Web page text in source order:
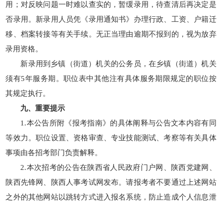
用；对反映问题一时难以查实的，暂缓录用，待查清后再决定是
否录用。新录用人员凭《录用通知书》办理行政、工资、户籍迁
移、档案转接等有关手续。无正当理由逾期不报到的，视为放弃
录用资格。
新录用到乡镇（街道）机关的公务员，在乡镇（街道）机关
须有5年服务期。职位表中其他注有具体服务期限规定的职位按
其规定执行。
九、重要提示
1.本公告所附《报考指南》的具体阐释与公告文本内容有同
等效力。职位设置、资格审查、专业技能测试、考察等有关具体
事项由各招考部门负责解释。
2.本次招考的公告在陕西省人民政府门户网、陕西党建网、
陕西先锋网、陕西人事考试网发布。请报考者不要通过上述网站
之外的其他网站以跳转方式进入报名系统，防止造成个人信息泄